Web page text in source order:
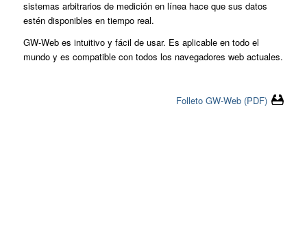
sistemas arbitrarios de medición en línea hace que sus datos
estén disponibles en tiempo real.
GW-Web es intuitivo y fácil de usar. Es aplicable en todo el
mundo y es compatible con todos los navegadores web actuales.
Folleto GW-Web (PDF)